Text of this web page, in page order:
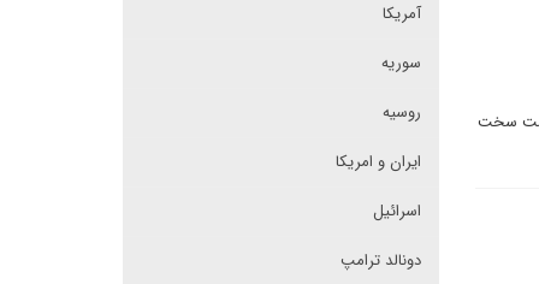
سخت
آمریکا
سوریه
روسیه
ایران و امریکا
اسرائیل
دونالد ترامپ